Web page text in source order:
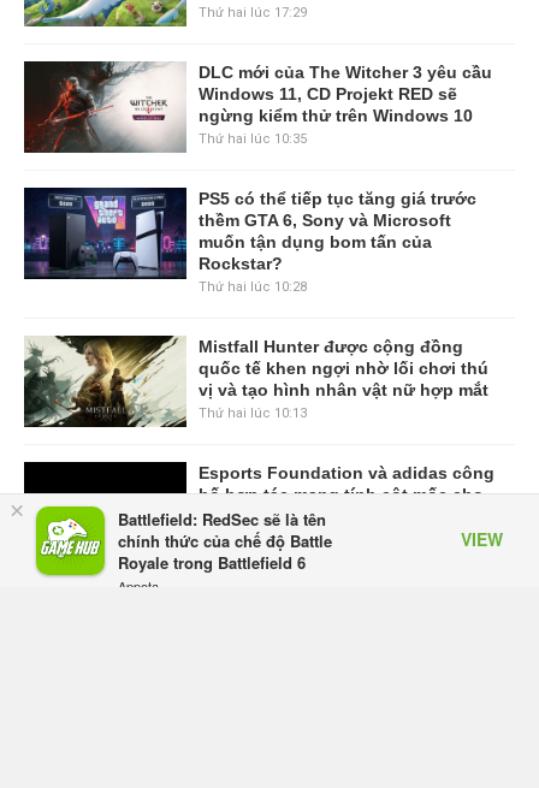
×
Battlefield: RedSec sẽ là tên
chính thức của chế độ Battle
Royale trong Battlefield 6
Appota
VIEW
Thứ hai lúc 17:29
DLC mới của The Witcher 3 yêu cầu
Windows 11, CD Projekt RED sẽ
ngừng kiểm thử trên Windows 10
Thứ hai lúc 10:35
PS5 có thể tiếp tục tăng giá trước
thềm GTA 6, Sony và Microsoft
muốn tận dụng bom tấn của
Rockstar?
Thứ hai lúc 10:28
Mistfall Hunter được cộng đồng
quốc tế khen ngợi nhờ lối chơi thú
vị và tạo hình nhân vật nữ hợp mắt
Thứ hai lúc 10:13
Esports Foundation và adidas công
bố hợp tác mang tính cột mốc cho
kỳ Esports Nations Cup đầu tiên
Chủ nhật lúc 12:46